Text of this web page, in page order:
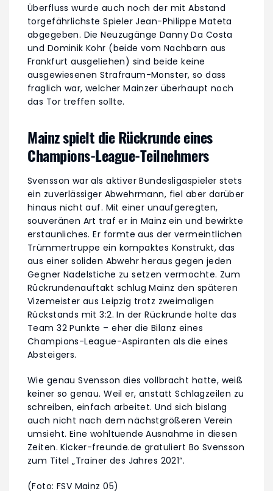
Überfluss wurde auch noch der mit Abstand
torgefährlichste Spieler Jean-Philippe Mateta
abgegeben. Die Neuzugänge Danny Da Costa
und Dominik Kohr (beide vom Nachbarn aus
Frankfurt ausgeliehen) sind beide keine
ausgewiesenen Strafraum-Monster, so dass
fraglich war, welcher Mainzer überhaupt noch
das Tor treffen sollte.
Mainz spielt die Rückrunde eines
Champions-League-Teilnehmers
Svensson war als aktiver Bundesligaspieler stets
ein zuverlässiger Abwehrmann, fiel aber darüber
hinaus nicht auf. Mit einer unaufgeregten,
souveränen Art traf er in Mainz ein und bewirkte
erstaunliches. Er formte aus der vermeintlichen
Trümmertruppe ein kompaktes Konstrukt, das
aus einer soliden Abwehr heraus gegen jeden
Gegner Nadelstiche zu setzen vermochte. Zum
Rückrundenauftakt schlug Mainz den späteren
Vizemeister aus Leipzig trotz zweimaligen
Rückstands mit 3:2. In der Rückrunde holte das
Team 32 Punkte – eher die Bilanz eines
Champions-League-Aspiranten als die eines
Absteigers.
Wie genau Svensson dies vollbracht hatte, weiß
keiner so genau. Weil er, anstatt Schlagzeilen zu
schreiben, einfach arbeitet. Und sich bislang
auch nicht nach dem nächstgrößeren Verein
umsieht. Eine wohltuende Ausnahme in diesen
Zeiten. Kicker-freunde.de gratuliert Bo Svensson
zum Titel „Trainer des Jahres 2021“.
(Foto: FSV Mainz 05)